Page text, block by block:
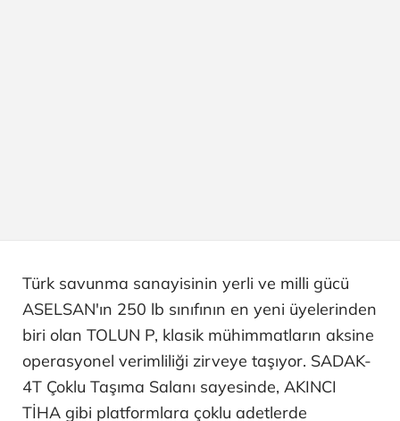
Türk savunma sanayisinin yerli ve milli gücü
ASELSAN'ın 250 lb sınıfının en yeni üyelerinden
biri olan TOLUN P, klasik mühimmatların aksine
operasyonel verimliliği zirveye taşıyor. SADAK-
4T Çoklu Taşıma Salanı sayesinde, AKINCI
TİHA gibi platformlara çoklu adetlerde